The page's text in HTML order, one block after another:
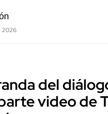
2026
del
video de